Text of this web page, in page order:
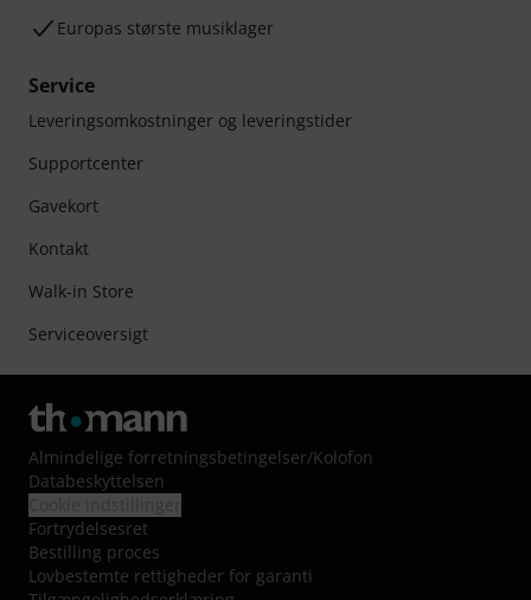
Europas største musiklager
Service
Leveringsomkostninger og leveringstider
Supportcenter
Gavekort
Kontakt
Walk-in Store
Serviceoversigt
Almindelige forretningsbetingelser/Kolofon
Databeskyttelsen
Fortrydelsesret
Bestilling proces
Lovbestemte rettigheder for garanti